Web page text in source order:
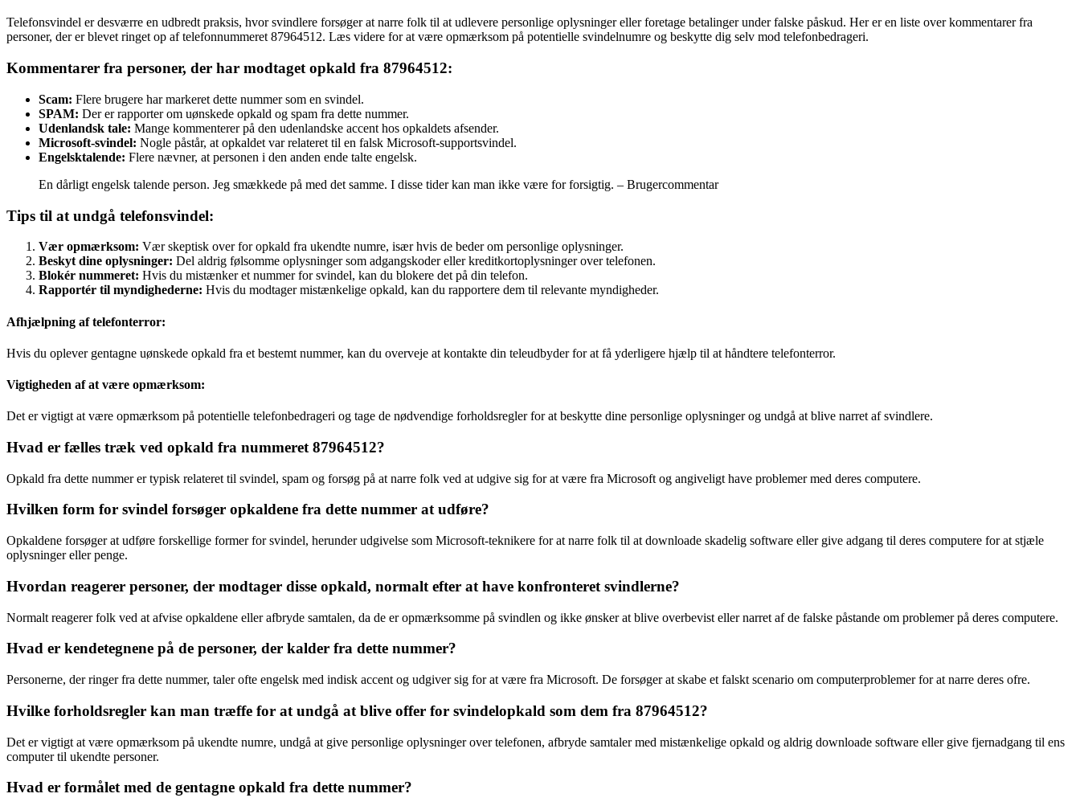
Telefonsvindel er desværre en udbredt praksis, hvor svindlere forsøger at narre folk til at udlevere personlige oplysninger eller foretage betalinger under falske påskud. Her er en liste over kommentarer fra
personer, der er blevet ringet op af telefonnummeret 87964512. Læs videre for at være opmærksom på potentielle svindelnumre og beskytte dig selv mod telefonbedrageri.
Kommentarer fra personer, der har modtaget opkald fra 87964512:
Scam: Flere brugere har markeret dette nummer som en svindel.
SPAM: Der er rapporter om uønskede opkald og spam fra dette nummer.
Udenlandsk tale: Mange kommenterer på den udenlandske accent hos opkaldets afsender.
Microsoft-svindel: Nogle påstår, at opkaldet var relateret til en falsk Microsoft-supportsvindel.
Engelsktalende: Flere nævner, at personen i den anden ende talte engelsk.
En dårligt engelsk talende person. Jeg smækkede på med det samme. I disse tider kan man ikke være for forsigtig. – Brugercommentar
Tips til at undgå telefonsvindel:
Vær opmærksom: Vær skeptisk over for opkald fra ukendte numre, især hvis de beder om personlige oplysninger.
Beskyt dine oplysninger: Del aldrig følsomme oplysninger som adgangskoder eller kreditkortoplysninger over telefonen.
Blokér nummeret: Hvis du mistænker et nummer for svindel, kan du blokere det på din telefon.
Rapportér til myndighederne: Hvis du modtager mistænkelige opkald, kan du rapportere dem til relevante myndigheder.
Afhjælpning af telefonterror:
Hvis du oplever gentagne uønskede opkald fra et bestemt nummer, kan du overveje at kontakte din teleudbyder for at få yderligere hjælp til at håndtere telefonterror.
Vigtigheden af at være opmærksom:
Det er vigtigt at være opmærksom på potentielle telefonbedrageri og tage de nødvendige forholdsregler for at beskytte dine personlige oplysninger og undgå at blive narret af svindlere.
Hvad er fælles træk ved opkald fra nummeret 87964512?
Opkald fra dette nummer er typisk relateret til svindel, spam og forsøg på at narre folk ved at udgive sig for at være fra Microsoft og angiveligt have problemer med deres computere.
Hvilken form for svindel forsøger opkaldene fra dette nummer at udføre?
Opkaldene forsøger at udføre forskellige former for svindel, herunder udgivelse som Microsoft-teknikere for at narre folk til at downloade skadelig software eller give adgang til deres computere for at stjæle
oplysninger eller penge.
Hvordan reagerer personer, der modtager disse opkald, normalt efter at have konfronteret svindlerne?
Normalt reagerer folk ved at afvise opkaldene eller afbryde samtalen, da de er opmærksomme på svindlen og ikke ønsker at blive overbevist eller narret af de falske påstande om problemer på deres computere.
Hvad er kendetegnene på de personer, der kalder fra dette nummer?
Personerne, der ringer fra dette nummer, taler ofte engelsk med indisk accent og udgiver sig for at være fra Microsoft. De forsøger at skabe et falskt scenario om computerproblemer for at narre deres ofre.
Hvilke forholdsregler kan man træffe for at undgå at blive offer for svindelopkald som dem fra 87964512?
Det er vigtigt at være opmærksom på ukendte numre, undgå at give personlige oplysninger over telefonen, afbryde samtaler med mistænkelige opkald og aldrig downloade software eller give fjernadgang til ens
computer til ukendte personer.
Hvad er formålet med de gentagne opkald fra dette nummer?